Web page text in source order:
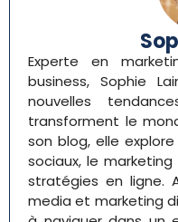
Experte en
business, Sophie
nouvelles
transforment le
son blog, elle
sociaux, le
stratégies en ligne.
media et marketing